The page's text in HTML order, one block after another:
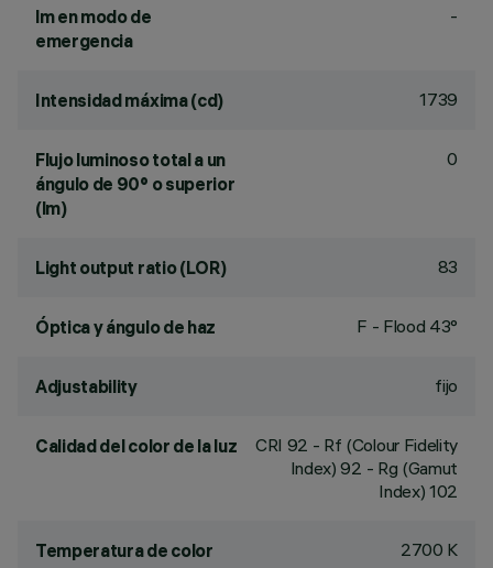
lm en modo de
emergencia
-
Intensidad máxima (cd) 1739
Flujo luminoso total a un
ángulo de 90° o superior
(lm)
0
Light output ratio (LOR) 83
Óptica y ángulo de haz F - Flood 43°
Adjustability fijo
Calidad del color de la luz CRI 92 - Rf (Colour Fidelity
Index) 92 - Rg (Gamut
Index) 102
Temperatura de color 2700 K